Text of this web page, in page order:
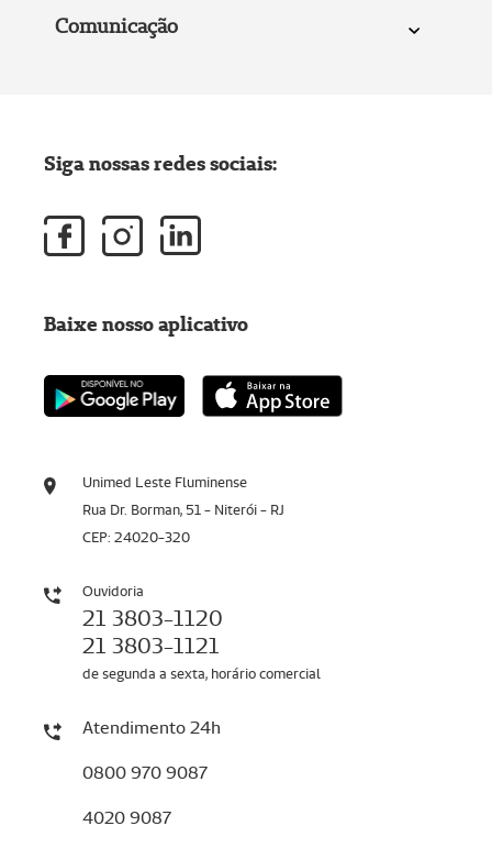
Comunicação
Unimed Leste Fluminense
Rua Dr. Borman, 51 - Niterói - RJ
CEP: 24020-320
Ouvidoria
21 3803-1120
21 3803-1121
de segunda a sexta, horário comercial
Atendimento 24h
0800 970 9087
4020 9087
Siga nossas redes sociais:
Baixe nosso aplicativo